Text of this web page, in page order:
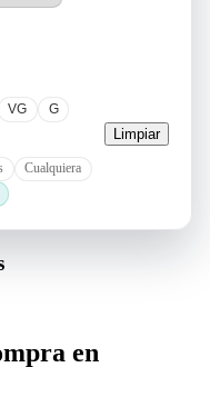
VG G
Limpiar
Cualquiera
en